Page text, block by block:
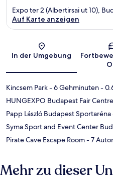
Expo ter 2 (Albertirsai ut 10),
Auf Karte anzeigen
In der Umgebung
Kincsem Park- 6 Gehminuten-
HUNGEXPO Budapest Fair Centre
Papp László Budapest Sportaréna
Syma Sport and Event Center
Pirate Cave Escape Room- 7
Mehr zu dieser